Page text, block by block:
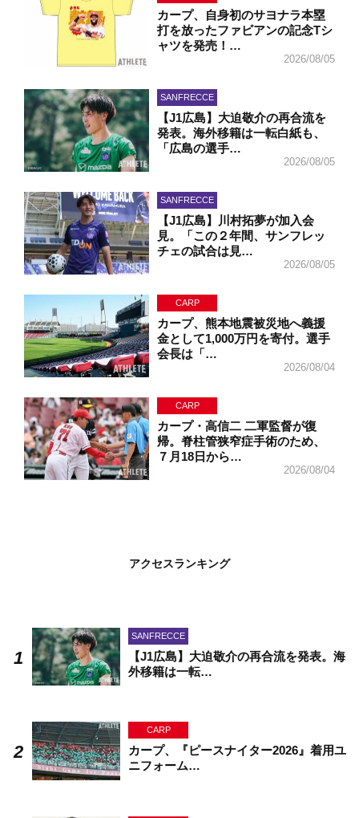
カープ、自身初のサヨナラ本塁
打を放ったファビアンの記念Tシ
ャツを発売！…
2026/08/05
SANFRECCE
【J1広島】大迫敬介の再合流を
発表。海外移籍は一転白紙も、
「広島の選手…
2026/08/05
SANFRECCE
【J1広島】川村拓夢が加入会
見。「この２年間、サンフレッ
チェの試合は見…
2026/08/05
CARP
カープ、熊本地震被災地へ義援
金として1,000万円を寄付。選手
会長は「…
2026/08/04
CARP
カープ・高信二 二軍監督が復
帰。脊柱管狭窄症手術のため、
７月18日から…
2026/08/04
アクセスランキング
SANFRECCE
【J1広島】大迫敬介の再合流を発表。海
外移籍は一転…
CARP
カープ、『ピースナイター2026』着用ユ
ニフォーム…